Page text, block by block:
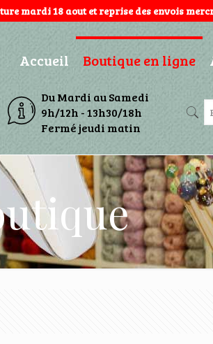
mardi 18 aout et reprise des envois
Accueil Boutique en ligne
Du Mardi au Samedi
9h/12h - 13h30/18h
Fermé jeudi matin